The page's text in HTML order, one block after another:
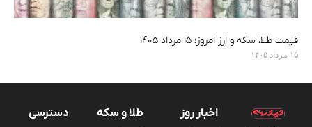
قیمت طلا، سکه و ارز امروز؛ ۱۵ مرداد ۱۴۰۵
۱۵ مرداد ۱۴۰۵
اخبار روز طلا و سکه
دسترسی